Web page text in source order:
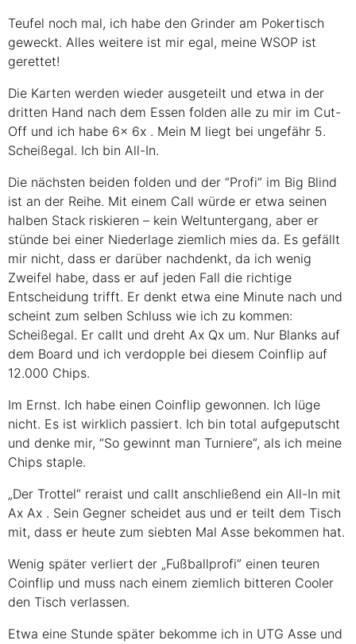
Teufel noch mal, ich habe den Grinder am Pokertisch
geweckt. Alles weitere ist mir egal, meine WSOP ist
gerettet!
Die Karten werden wieder ausgeteilt und etwa in der
dritten Hand nach dem Essen folden alle zu mir im Cut-
Off und ich habe 6x 6x . Mein M liegt bei ungefähr 5.
Scheißegal. Ich bin All-In.
Die nächsten beiden folden und der “Profi” im Big Blind
ist an der Reihe. Mit einem Call würde er etwa seinen
halben Stack riskieren – kein Weltuntergang, aber er
stünde bei einer Niederlage ziemlich mies da. Es gefällt
mir nicht, dass er darüber nachdenkt, da ich wenig
Zweifel habe, dass er auf jeden Fall die richtige
Entscheidung trifft. Er denkt etwa eine Minute nach und
scheint zum selben Schluss wie ich zu kommen:
Scheißegal. Er callt und dreht Ax Qx um. Nur Blanks auf
dem Board und ich verdopple bei diesem Coinflip auf
12.000 Chips.
Im Ernst. Ich habe einen Coinflip gewonnen. Ich lüge
nicht. Es ist wirklich passiert. Ich bin total aufgeputscht
und denke mir, “So gewinnt man Turniere“, als ich meine
Chips staple.
„Der Trottel“ reraist und callt anschließend ein All-In mit
Ax Ax . Sein Gegner scheidet aus und er teilt dem Tisch
mit, dass er heute zum siebten Mal Asse bekommen hat.
Wenig später verliert der „Fußballprofi” einen teuren
Coinflip und muss nach einem ziemlich bitteren Cooler
den Tisch verlassen.
Etwa eine Stunde später bekomme ich in UTG Asse und